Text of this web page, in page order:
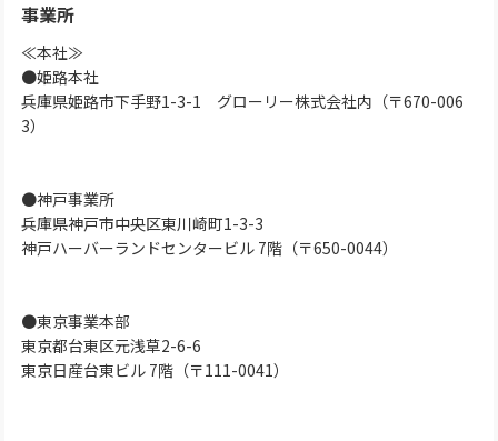
事業所
≪本社≫
●姫路本社
兵庫県姫路市下手野1-3-1 グローリー株式会社内（〒670-006
3）
●神戸事業所
兵庫県神戸市中央区東川崎町1-3-3
神戸ハーバーランドセンタービル 7階（〒650-0044）
●東京事業本部
東京都台東区元浅草2-6-6
東京日産台東ビル 7階（〒111-0041）